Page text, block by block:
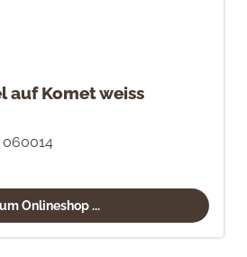
auf Komet weiss
060014
Onlineshop ...